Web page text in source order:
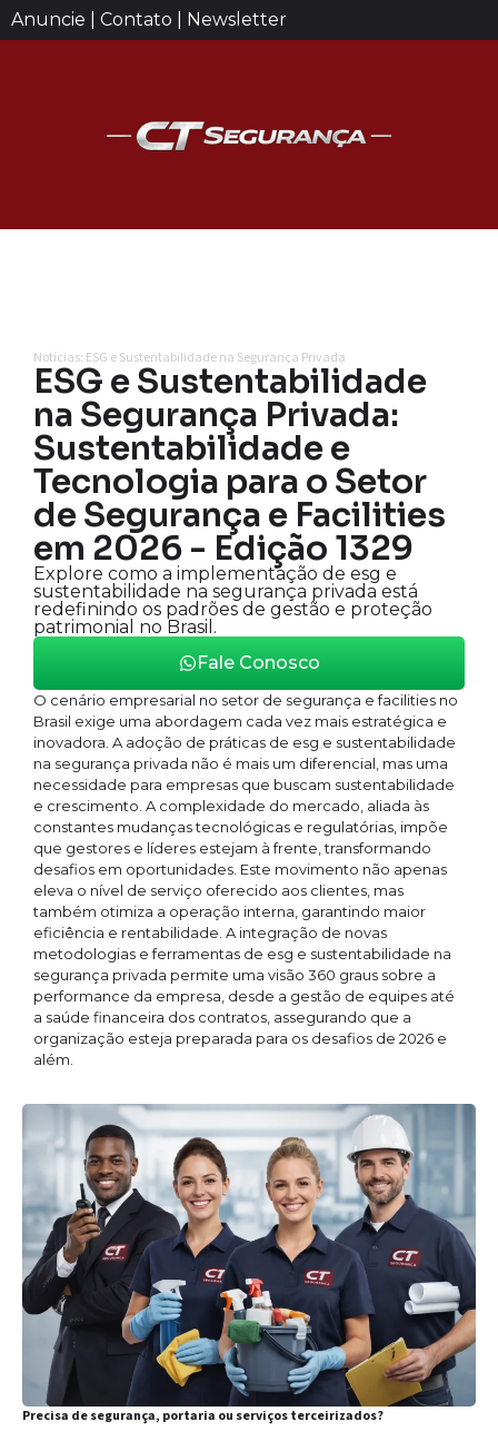
Anuncie | Contato | Newsletter
Notícias: ESG e Sustentabilidade na Segurança Privada
ESG e Sustentabilidade
na Segurança Privada:
Sustentabilidade e
Tecnologia para o Setor
de Segurança e Facilities
em 2026 - Edição 1329
Explore como a implementação de esg e
sustentabilidade na segurança privada está
redefinindo os padrões de gestão e proteção
patrimonial no Brasil.
Fale Conosco
O cenário empresarial no setor de segurança e facilities no
Brasil exige uma abordagem cada vez mais estratégica e
inovadora. A adoção de práticas de esg e sustentabilidade
na segurança privada não é mais um diferencial, mas uma
necessidade para empresas que buscam sustentabilidade
e crescimento. A complexidade do mercado, aliada às
constantes mudanças tecnológicas e regulatórias, impõe
que gestores e líderes estejam à frente, transformando
desafios em oportunidades. Este movimento não apenas
eleva o nível de serviço oferecido aos clientes, mas
também otimiza a operação interna, garantindo maior
eficiência e rentabilidade. A integração de novas
metodologias e ferramentas de esg e sustentabilidade na
segurança privada permite uma visão 360 graus sobre a
performance da empresa, desde a gestão de equipes até
a saúde financeira dos contratos, assegurando que a
organização esteja preparada para os desafios de 2026 e
além.
Precisa de segurança, portaria ou serviços terceirizados?